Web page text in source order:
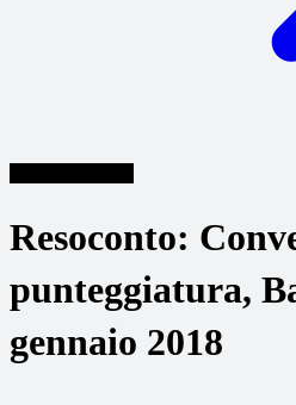
Resoconto:
punteggiatura,
gennaio 2018